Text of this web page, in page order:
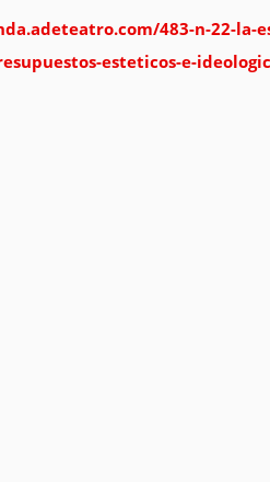
483-n-22-la-
esteticos-e-